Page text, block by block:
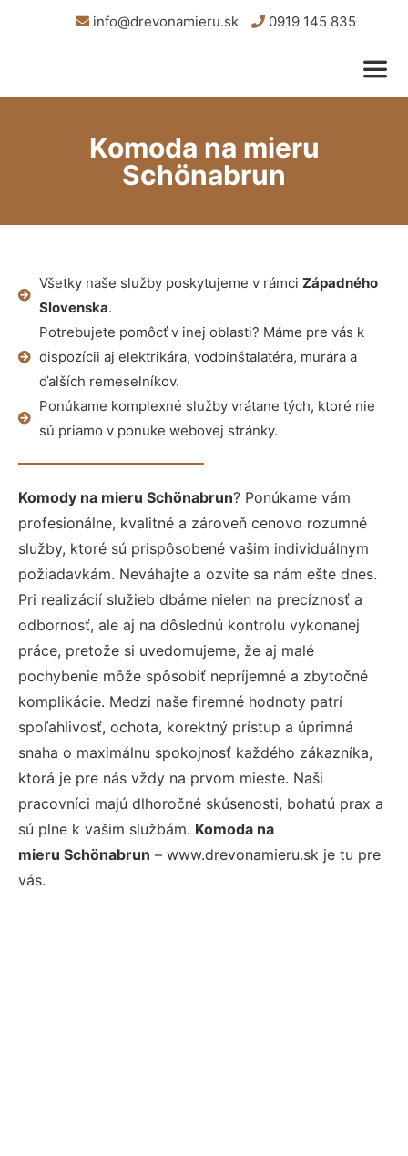
info@drevonamieru.sk 0919 145 835
Komoda na mieru
Schönabrun
Všetky naše služby poskytujeme v rámci Západného
Slovenska.
Potrebujete pomôcť v inej oblasti? Máme pre vás k
dispozícii aj elektrikára, vodoinštalatéra, murára a
ďalších remeselníkov.
Ponúkame komplexné služby vrátane tých, ktoré nie
sú priamo v ponuke webovej stránky.
Komody na mieru Schönabrun? Ponúkame vám
profesionálne, kvalitné a zároveň cenovo rozumné
služby, ktoré sú prispôsobené vašim individuálnym
požiadavkám. Neváhajte a ozvite sa nám ešte dnes.
Pri realizácií služieb dbáme nielen na precíznosť a
odbornosť, ale aj na dôslednú kontrolu vykonanej
práce, pretože si uvedomujeme, že aj malé
pochybenie môže spôsobiť nepríjemné a zbytočné
komplikácie. Medzi naše firemné hodnoty patrí
spoľahlivosť, ochota, korektný prístup a úprimná
snaha o maximálnu spokojnosť každého zákazníka,
ktorá je pre nás vždy na prvom mieste. Naši
pracovníci majú dlhoročné skúsenosti, bohatú prax a
sú plne k vašim službám. Komoda na
mieru Schönabrun – www.drevonamieru.sk je tu pre
vás.